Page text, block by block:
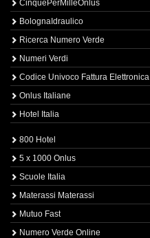
CinquePerMilleOnlus
BolognaIdraulico
Ricerca Numero Verde
Numeri Verdi
Codice Univoco Fattura Elettronica
Onlus Italiane
Hotel Italia
800 Hotel
5 x 1000 Onlus
Scuole Italia
Materassi Materassi
Mutuo Fast
Numero Verde Online